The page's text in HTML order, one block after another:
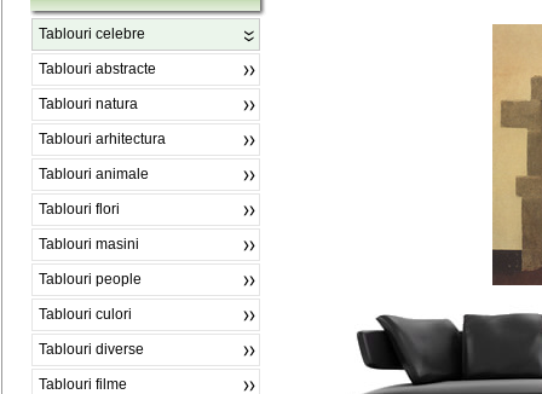
Tablouri celebre
Tablouri abstracte
Tablouri natura
Tablouri arhitectura
Tablouri animale
Tablouri flori
Tablouri masini
Tablouri people
Tablouri culori
Tablouri diverse
Tablouri filme